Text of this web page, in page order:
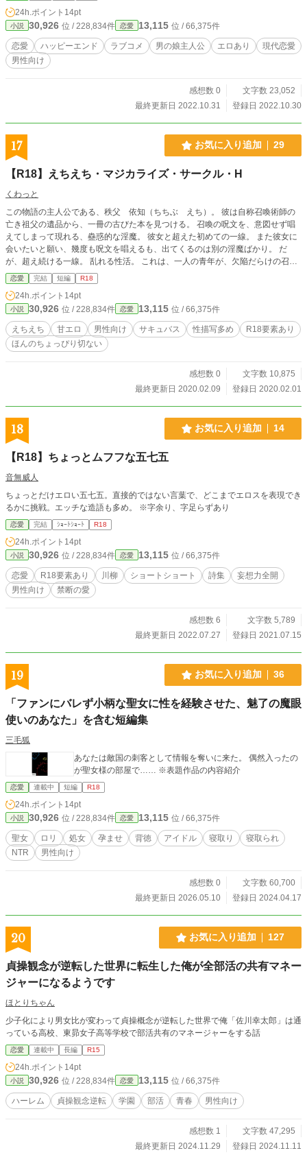
なぜ僕の秘密がバレた！？ 「バラされたくなかったら、キミが書いたエロゲシ
ナリオをなぞりながら私とエッチして。もちろんキミはヒロイン役、主人公役は
私ね（ハート）」 そして、女装してホテルに連れて行かれる育巳くん。 本当に
エッチすることに（１８禁シーンです）。 その後、明かされる百合香の秘密。
エッチ後に縮まる二人の距離。 主人公の育巳がいやいやながらも女装しておも
ちゃにされる１８禁の中編ボリュームのラブコメです。
24h.ポイント 14pt
小説 30,926 位 / 228,834件 恋愛 13,115 位 / 66,375件
恋愛 ハッピーエンド ラブコメ 男の娘主人公 エロあり
現代恋愛
男性向け
感想数 0
文字数 23,052
最終更新日 2022.10.31
登録日 2022.10.30
17 お気に入り追加 29
【R18】えちえち・マジカライズ・サークル・H
くわっと
この物語の主人公である、秩父 依知（ちちぶ えち）。 彼は自称召喚術師の
亡き祖父の遺品から、一冊の古びた本を見つける。 召喚の呪文を、意図せず唱
えてしまって現れる、蠱惑的な淫魔。 彼女と超えた初めての一線。 また彼女に
会いたいと願い、幾度も呪文を唱えるも、出てくるのは別の淫魔ばかり。 だ
が、超え続ける一線。 乱れる性活。 これは、一人の青年が、欠陥だらけの召喚
術で淫魔を呼び出し続ける、性と生の物語である。 ※過度な性的な表現が含ま
れます。18歳未満の方はご遠慮ください。 ※状況次第で打ち切ります。
恋愛 完結 短編 R18
24h.ポイント 14pt
小説 30,926 位 / 228,834件 恋愛 13,115 位 / 66,375件
えちえち 甘エロ 男性向け サキュバス 性描写多め
R18要素あり
ほんのちょっぴり切ない
感想数 0
文字数 10,875
最終更新日 2020.02.09
登録日 2020.02.01
18 お気に入り追加 14
【R18】ちょっとムフフな五七五
音無威人
ちょっとだけエロい五七五。直接的ではない言葉で、どこまでエロスを表現でき
るかに挑戦。エッチな造語も多め。 ※字余り、字足らずあり
恋愛 完結 ｼｮｰﾄｼｮｰﾄ R18
24h.ポイント 14pt
小説 30,926 位 / 228,834件 恋愛 13,115 位 / 66,375件
恋愛 R18要素あり 川柳 ショートショート 詩集
妄想力全開
男性向け
禁断の愛
感想数 6
文字数 5,789
最終更新日 2022.07.27
登録日 2021.07.15
19 お気に入り追加 36
「ファンにバレず小柄な聖女に性を経験させた、魅了の魔眼
使いのあなた」を含む短編集
三毛狐
あなたは敵国の刺客として情報を奪いに来た。 偶然入ったの
が聖女様の部屋で…… ※表題作品の内容紹介
恋愛 連載中 短編 R18
24h.ポイント 14pt
小説 30,926 位 / 228,834件 恋愛 13,115 位 / 66,375件
聖女 ロリ 処女 孕ませ 背徳 アイドル 寝取り
寝取られ
NTR
男性向け
感想数 0
文字数 60,700
最終更新日 2026.05.10
登録日 2024.04.17
20 お気に入り追加 127
貞操観念が逆転した世界に転生した俺が全部活の共有マネー
ジャーになるようです
ほとりちゃん
少子化により男女比が変わって貞操概念が逆転した世界で俺「佐川幸太郎」は通
っている高校、東昴女子高等学校で部活共有のマネージャーをする話
恋愛 連載中 長編 R15
24h.ポイント 14pt
小説 30,926 位 / 228,834件 恋愛 13,115 位 / 66,375件
ハーレム 貞操観念逆転 学園 部活 青春 男性向け
感想数 1
文字数 47,295
最終更新日 2024.11.29
登録日 2024.11.11